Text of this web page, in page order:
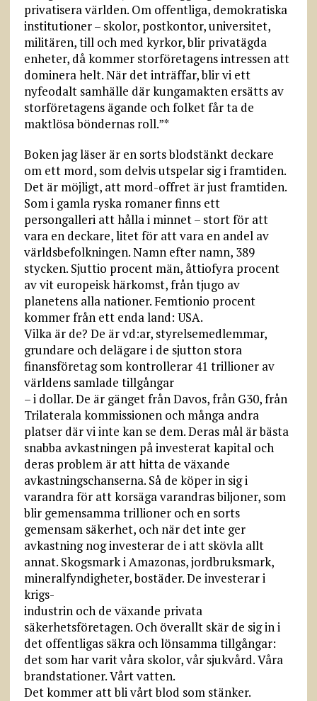
privatisera världen. Om offentliga, demokratiska
institutioner – skolor, postkontor, universitet,
militären, till och med kyrkor, blir privatägda
enheter, då kommer storföretagens intressen att
dominera helt. När det inträffar, blir vi ett
nyfeodalt samhälle där kungamakten ersätts av
storföretagens ägande och folket får ta de
maktlösa böndernas roll.”*
Boken jag läser är en sorts blodstänkt deckare
om ett mord, som delvis utspelar sig i framtiden.
Det är möjligt, att mord-offret är just framtiden.
Som i gamla ryska romaner finns ett
persongalleri att hålla i minnet – stort för att
vara en deckare, litet för att vara en andel av
världsbefolkningen. Namn efter namn, 389
stycken. Sjuttio procent män, åttiofyra procent
av vit europeisk härkomst, från tjugo av
planetens alla nationer. Femtionio procent
kommer från ett enda land: USA.
Vilka är de? De är vd:ar, styrelsemedlemmar,
grundare och delägare i de sjutton stora
finansföretag som kontrollerar 41 trillioner av
världens samlade tillgångar
– i dollar. De är gänget från Davos, från G30, från
Trilaterala kommissionen och många andra
platser där vi inte kan se dem. Deras mål är bästa
snabba avkastningen på investerat kapital och
deras problem är att hitta de växande
avkastningschanserna. Så de köper in sig i
varandra för att korsäga varandras biljoner, som
blir gemensamma trillioner och en sorts
gemensam säkerhet, och när det inte ger
avkastning nog investerar de i att skövla allt
annat. Skogsmark i Amazonas, jordbruksmark,
mineralfyndigheter, bostäder. De investerar i
krigs-
industrin och de växande privata
säkerhetsföretagen. Och överallt skär de sig in i
det offentligas säkra och lönsamma tillgångar:
det som har varit våra skolor, vår sjukvård. Våra
brandstationer. Vårt vatten.
Det kommer att bli vårt blod som stänker.